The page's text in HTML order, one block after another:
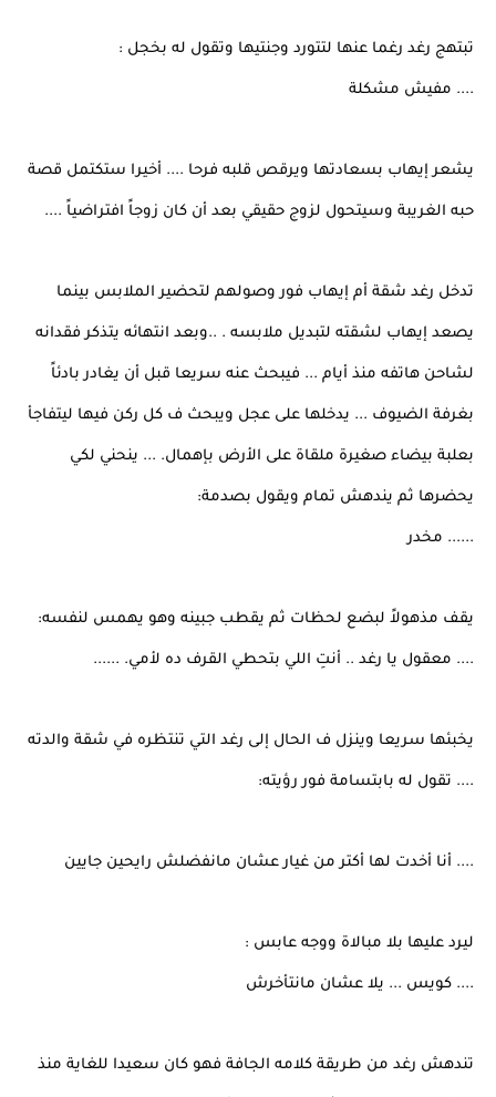
تبتهج رغد رغما عنها لتتورد وجنتيها وتقول له بخجل :
.... مفيش مشكلة
يشعر إيهاب بسعادتها ويرقص قلبه فرحا .... أخيرا ستكتمل قصة
حبه الغريبة وسيتحول لزوج حقيقي بعد أن كان زوجاً افتراضياً ....
تدخل رغد شقة أم إيهاب فور وصولهم لتحضير الملابس بينما
يصعد إيهاب لشقته لتبديل ملابسه . ..وبعد انتهائه يتذكر فقدانه
لشاحن هاتفه منذ أيام ... فيبحث عنه سريعا قبل أن يغادر بادئاً
بغرفة الضيوف ... يدخلها على عجل ويبحث ف كل ركن فيها ليتفاجأ
بعلبة بيضاء صغيرة ملقاة على الأرض بإهمال. ... ينحني لكي
يحضرها ثم يندهش تمام ويقول بصدمة:
...... مخدر
يقف مذهولاً لبضع لحظات ثم يقطب جبينه وهو يهمس لنفسه:
.... معقول يا رغد .. أنتِ اللي بتحطي القرف ده لأمي. ......
يخبئها سريعا وينزل ف الحال إلى رغد التي تنتظره في شقة والدته
.... تقول له بابتسامة فور رؤيته:
.... أنا أخدت لها أكتر من غيار عشان مانفضلش رايحين جايين
ليرد عليها بلا مبالاة ووجه عابس :
.... كويس ... يلا عشان مانتأخرش
تندهش رغد من طريقة كلامه الجافة فهو كان سعيدا للغاية منذ